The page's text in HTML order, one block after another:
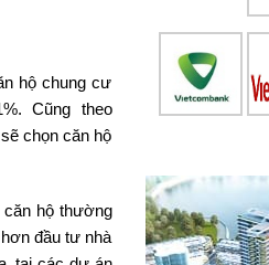
hộ chung cư
Cũng theo
chọn căn hộ
căn hộ thường
đầu tư nhà